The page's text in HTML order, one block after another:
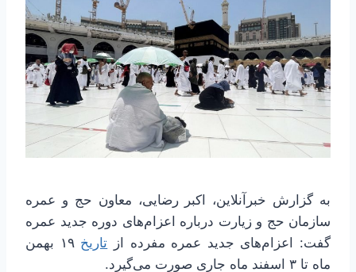
به گزارش خبرآنلاین، اکبر رضایی، معاون حج و عمره
سازمان حج و زیارت درباره اعزام‌های دوره جدید عمره
گفت: اعزام‌های جدید عمره مفرده از تاریخ
۱۹ بهمن
ماه تا ۳ اسفند ماه جاری صورت می‌گیرد.